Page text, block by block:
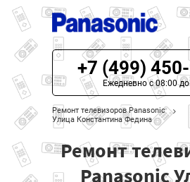
ЦЕНЫ НА РЕМОНТ
О СЕРВИСЕ
МОДЕЛИ PANASONIC
НАШИ КОНТАКТЫ
+7 (499)
Ежедневно с 08:00
Ремонт телевизоров Panasonic
Улица Константина Федина
Ремонт
Panasonic